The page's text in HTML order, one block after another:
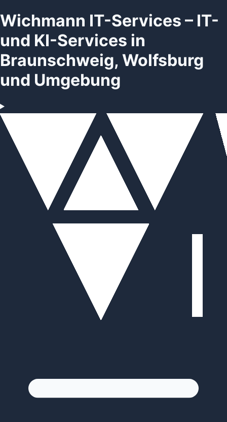
Wichmann IT-Services – IT-
und KI-Services in
Braunschweig, Wolfsburg
und Umgebung